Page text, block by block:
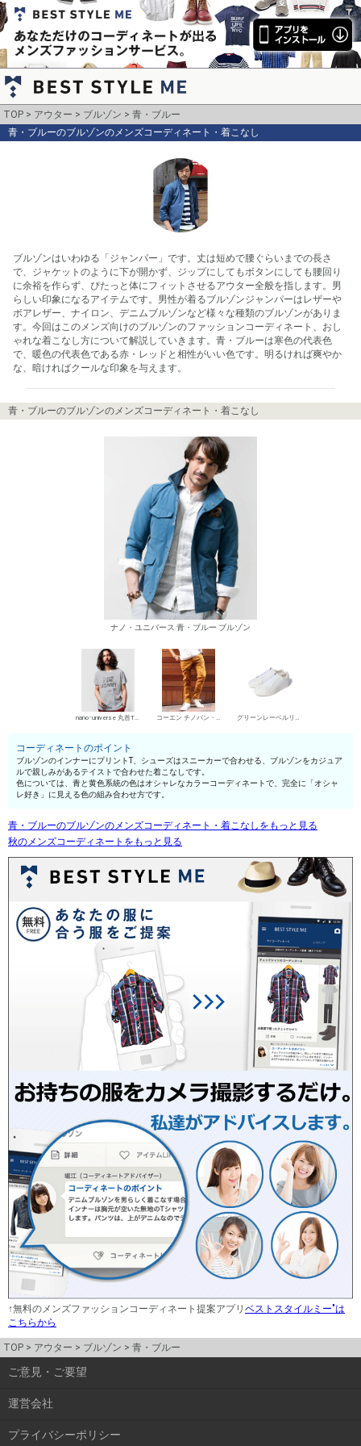
TOP アウター ブルゾン
青・ブルー
青・ブルーのブルゾンのメンズコーディネート・着こなし
ブルゾンはいわゆる「ジャンパー」です。丈は短めで腰ぐらいまでの長さ
で、ジャケットのように下が開かず、ジップにしてもボタンにしても腰回り
に余裕を作らず、ぴたっと体にフィットさせるアウター全般を指します。男
らしい印象になるアイテムです。男性が着るブルゾンジャンパーはレザーや
ボアレザー、ナイロン、デニムブルゾンなど様々な種類のブルゾンがありま
す。今回はこのメンズ向けのブルゾンのファッションコーディネート、おし
ゃれな着こなし方について解説していきます。青・ブルーは寒色の代表色
で、暖色の代表色である赤・レッドと相性がいい色です。明るければ爽やか
な、暗ければクールな印象を与えます。
青・ブルーのブルゾンのメンズコーディネート・着こなし
ナノ・ユニバース 青・ブルー ブルゾン
nano･universe 丸首Tシャツ コーエン チノパン・綿パン グリーンレーベルリラクシング ローカットスニーカー
コーディネートのポイント
ブルゾンのインナーにプリントT、シューズはスニーカーで合わせる、ブルゾンをカジュア
ルで親しみがあるテイストで合わせた着こなしです。
色については、青と黄色系統の色はオシャレなカラーコーディネートで、完全に「オシャ
レ好き」に見える色の組み合わせ方です。
青・ブルーのブルゾンのメンズコーディネート・着こなしをもっと見る
秋のメンズコーディネートをもっと見る
↑無料のメンズファッションコーディネート提案アプリ ベストスタイルミー"は
こちらから
TOP アウター ブルゾン 青・ブルー
ご意見・ご要望
運営会社
プライバシーポリシー